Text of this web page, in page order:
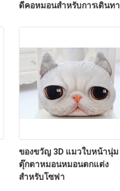
ดีคอหมอนสำหรับการเดินท
ของขวัญ 3D แมวใบหน้านุ่ม
ตุ๊กตาหมอนหมอนตกแต่ง
สำหรับโซฟา